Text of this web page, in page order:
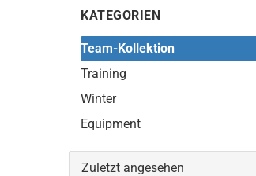
KATEGORIEN
Team-Kollektion
Training
Winter
Equipment
Zuletzt angesehen